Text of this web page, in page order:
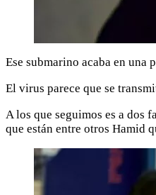
Ese submarino acaba en una
El virus parece que se
A los que seguimos es a dos
que están entre otros Hamid